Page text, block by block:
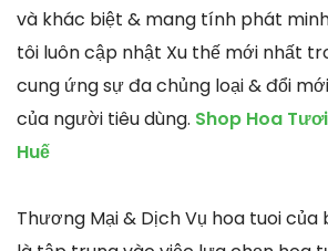
và khác biệt & mang tính phát
tôi luôn cập nhật Xu thế mới nhất
cung ứng sự đa chủng loại & đổi
của người tiêu dùng. Shop Hoa
Huế
Thương Mại & Dịch Vụ hoa tuoi